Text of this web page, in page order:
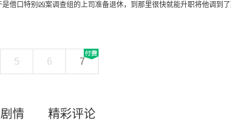
借口特别凶案调查组的上司准备退休，到那里很快就能升职将他调到
5 6 7
情 精彩评论